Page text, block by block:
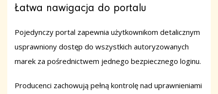
Łatwa nawigacja do portalu
Pojedynczy portal zapewnia użytkownikom detalicznym
usprawniony dostęp do wszystkich autoryzowanych
marek za pośrednictwem jednego bezpiecznego loginu.
Producenci zachowują pełną kontrolę nad uprawnieniami